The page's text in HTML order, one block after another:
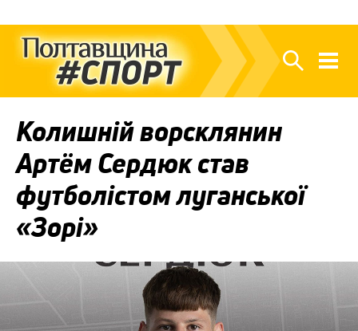
Колишній ворсклянин
Артём Сердюк став
футболістом луганської
«Зорі»